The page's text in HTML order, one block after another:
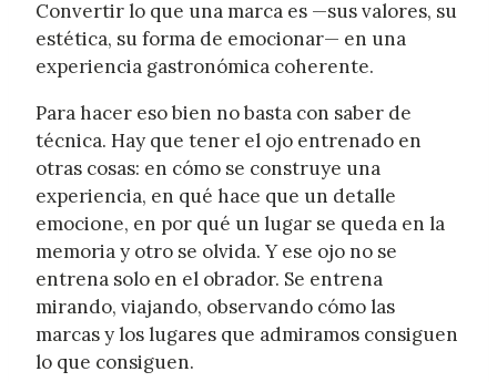
Convertir lo que una marca es —sus valores, su
estética, su forma de emocionar— en una
experiencia gastronómica coherente.
Para hacer eso bien no basta con saber de
técnica. Hay que tener el ojo entrenado en
otras cosas: en cómo se construye una
experiencia, en qué hace que un detalle
emocione, en por qué un lugar se queda en la
memoria y otro se olvida. Y ese ojo no se
entrena solo en el obrador. Se entrena
mirando, viajando, observando cómo las
marcas y los lugares que admiramos consiguen
lo que consiguen.